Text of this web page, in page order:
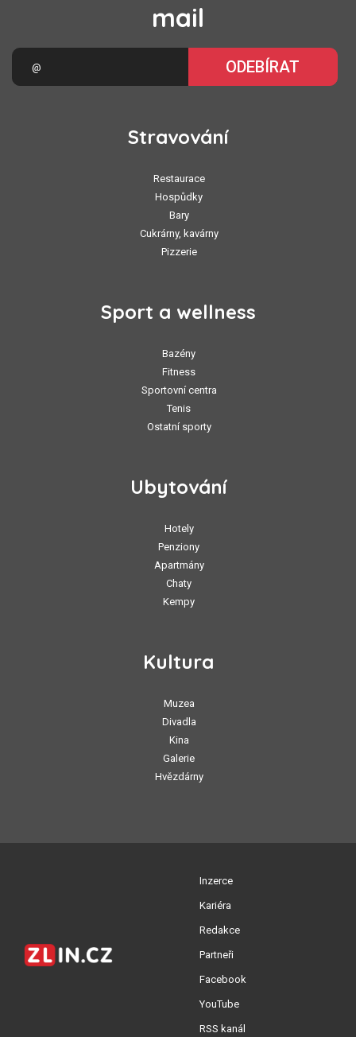
mail
ODEBÍRAT
Stravování
Restaurace
Hospůdky
Bary
Cukrárny, kavárny
Pizzerie
Sport a wellness
Bazény
Fitness
Sportovní centra
Tenis
Ostatní sporty
Ubytování
Hotely
Penziony
Apartmány
Chaty
Kempy
Kultura
Muzea
Divadla
Kina
Galerie
Hvězdárny
Inzerce
Kariéra
Redakce
Partneři
Facebook
YouTube
RSS kanál